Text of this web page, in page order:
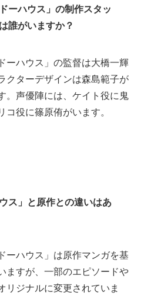
ーハウス」の制作スタッ
誰がいますか？
ーハウス」の監督は大橋一輝
クターデザインは森島範子が
。声優陣には、ケイト役に鬼
コ役に篠原侑がいます。
ス」と原作との違いはあ
ーハウス」は原作マンガを基
ますが、一部のエピソードや
リジナルに変更されていま